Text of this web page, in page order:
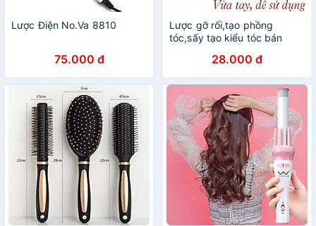
Lược Điện No.Va 8810
75.000 đ
Lược gỡ rối,tạo phồng
tóc,sấy tạo kiểu tóc bán
28.000 đ